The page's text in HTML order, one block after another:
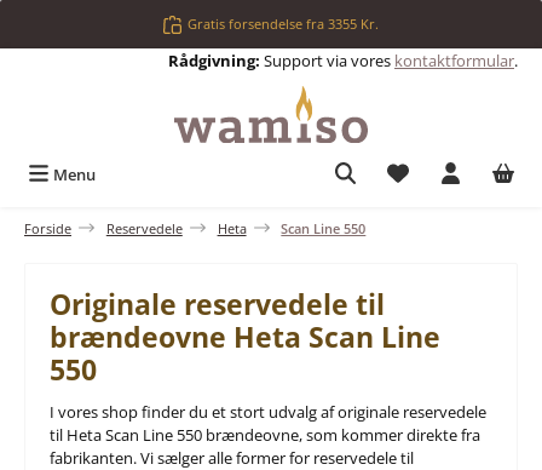
Gratis forsendelse fra 3355 Kr.
Rådgivning: Support via vores kontaktformular.
Menu Du har 0
Forside Reservedele Heta Scan Line 550
Originale reservedele til
brændeovne Heta Scan Line
550
I vores shop finder du et stort udvalg af originale reservedele
til Heta Scan Line 550 brændeovne, som kommer direkte fra
fabrikanten. Vi sælger alle former for reservedele til